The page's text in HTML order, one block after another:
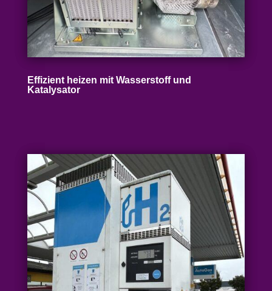
Effizient heizen mit Wasser­stoff und
Katalysator